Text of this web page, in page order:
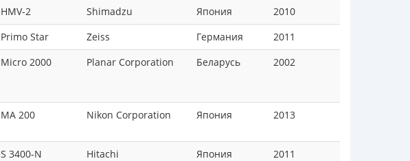
HMV-2 Shimadzu Япония
2010
Primo Star Zeiss Германия
2011
Micro 2000 Planar Corporation Беларусь 2002
MA 200 Nikon Corporation Япония 2013
S 3400-N Hitachi Япония
2011